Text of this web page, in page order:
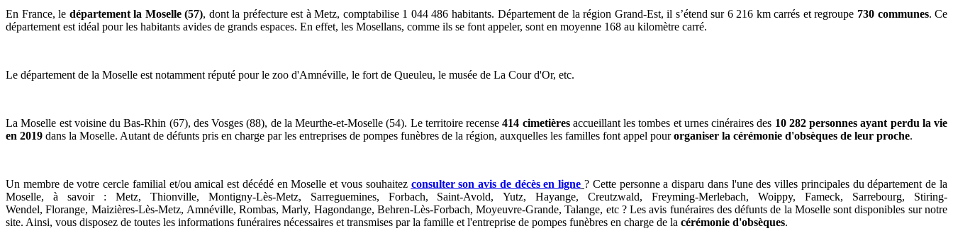
En France, le département la Moselle (57), dont la préfecture est à Metz, comptabilise 1 044 486 habitants. Département de la région Grand-Est, il s’étend sur 6 216 km carrés et regroupe 730 communes. Ce
département est idéal pour les habitants avides de grands espaces. En effet, les Mosellans, comme ils se font appeler, sont en moyenne 168 au kilomètre carré.
Le département de la Moselle est notamment réputé pour le zoo d'Amnéville, le fort de Queuleu, le musée de La Cour d'Or, etc.
La Moselle est voisine duBas-Rhin (67), des Vosges (88), de la Meurthe-et-Moselle (54). Le territoirerecense414 cimetièresaccueillant les tombes et urnes cinéraires des 10 282personnes ayant perdu la vie
en 2019 dans la Moselle. Autant de défunts pris en charge par les entreprises de pompes funèbres de la région, auxquelles les familles font appel pourorganiser la cérémonie d'obsèques de leur proche.
Un membre de votre cercle familial et/ou amical est décédé en Moselle et vous souhaitez consulter son avis de décès en ligne ? Cette personne a disparu dans l'une des villes principales du département de la
Moselle, à savoir : Metz, Thionville, Montigny-Lès-Metz, Sarreguemines, Forbach, Saint-Avold, Yutz, Hayange, Creutzwald, Freyming-Merlebach, Woippy, Fameck, Sarrebourg, Stiring-
Wendel, Florange, Maizières-Lès-Metz, Amnéville, Rombas, Marly, Hagondange, Behren-Lès-Forbach, Moyeuvre-Grande, Talange, etc ? Les avis funéraires des défunts de la Moselle sont disponibles sur notre
site. Ainsi, vous disposez de toutes les informations funéraires nécessaires et transmises par la famille et l'entreprise de pompes funèbres en charge de la cérémonie d'obsèques.